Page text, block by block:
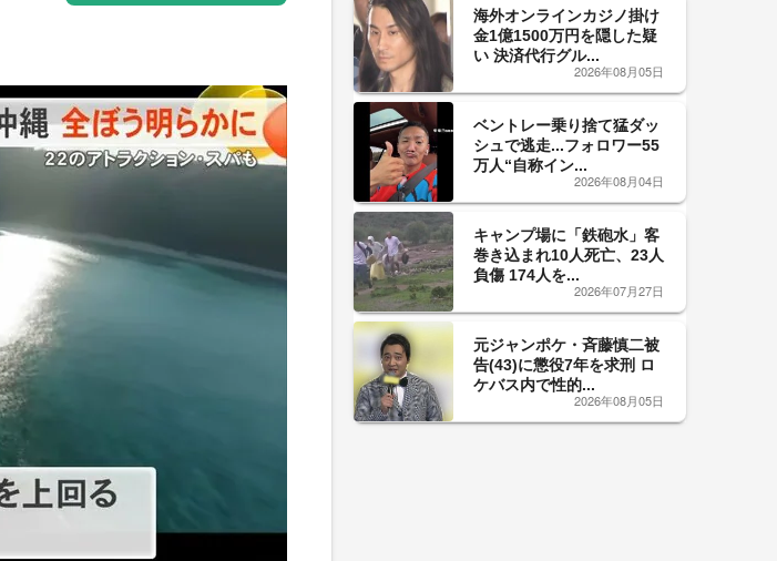
海外オンラインカジノ掛け
金1億1500万円を隠した疑
い 決済代行グル...
2026年08月05日
ベントレー乗り捨て猛ダッ
シュで逃走...フォロワー55
万人“自称イン...
2026年08月04日
キャンプ場に「鉄砲水」客
巻き込まれ10人死亡、23人
負傷 174人を...
2026年07月27日
元ジャンポケ・斉藤慎二被
告(43)に懲役7年を求刑 ロ
ケバス内で性的...
2026年08月05日